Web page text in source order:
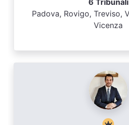
Padova, Rovigo, Treviso,
Vicenza